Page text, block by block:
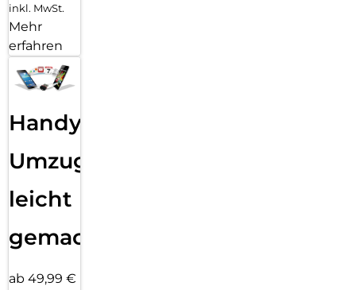
inkl. MwSt.
Mehr
erfahren
Handy
Umzug
leicht
gemacht!
ab 49,99 €